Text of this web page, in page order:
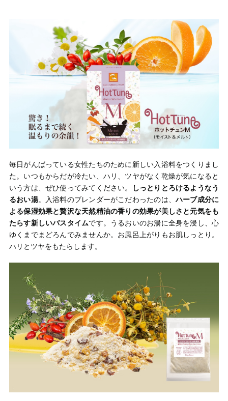
毎日がんばっている女性たちのために新しい入浴料をつくりまし
た。いつもからだが冷たい、ハリ、ツヤがなく乾燥が気になると
いう方は、ぜひ使ってみてください。
しっとりとろけるようなう
るおい湯。入浴料のブレンダーがこだわったのは、ハーブ成分に
よる保湿効果と贅沢な天然精油の香りの効果が美しさと元気をも
たらす新しいバスタイムです。うるおいのお湯に全身を浸し、心
ゆくまでまどろんでみませんか。お風呂上がりもお肌しっとり。
ハリとツヤをもたらします。